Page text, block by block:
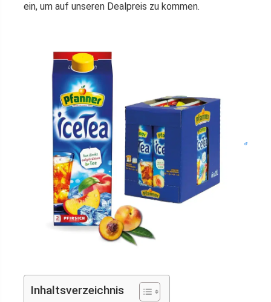
ein, um auf unseren Dealpreis zu kommen.
Inhaltsverzeichnis